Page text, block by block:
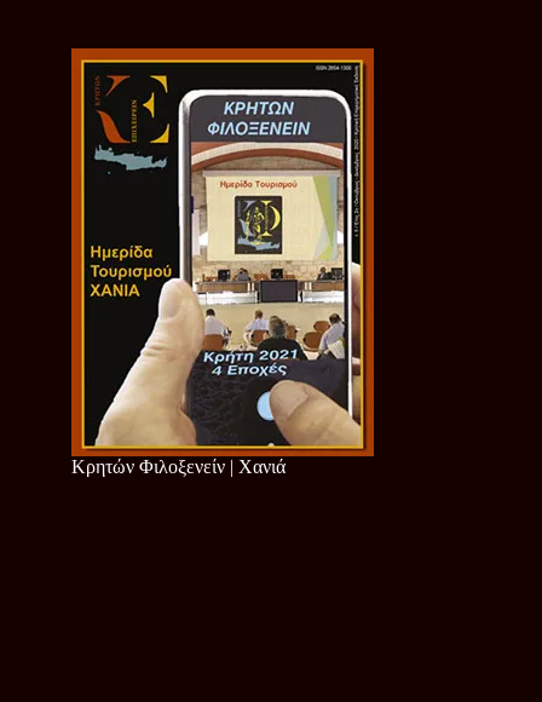
Κρητών Φιλοξενείν | Χανιά